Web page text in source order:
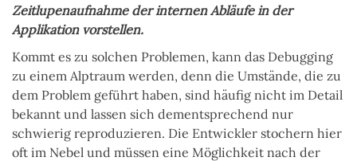
Zeitlupenaufnahme der internen Abläufe in der
Applikation vorstellen.
Kommt es zu solchen Problemen, kann das Debugging
zu einem Alptraum werden, denn die Umstände, die zu
dem Problem geführt haben, sind häufig nicht im Detail
bekannt und lassen sich dementsprechend nur
schwierig reproduzieren. Die Entwickler stochern hier
oft im Nebel und müssen eine Möglichkeit nach der